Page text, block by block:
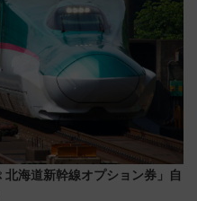
海道新幹線オプション券」自